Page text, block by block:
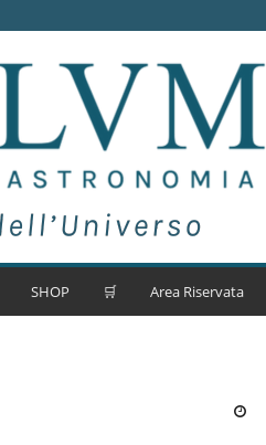
SHOP 🛒 Area Riservata